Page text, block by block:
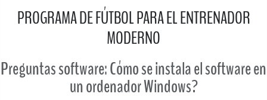
PROGRAMA DE FÚTBOL PARA EL ENTRENADOR
MODERNO
Preguntas software: Cómo se instala el software en
un ordenador Windows?